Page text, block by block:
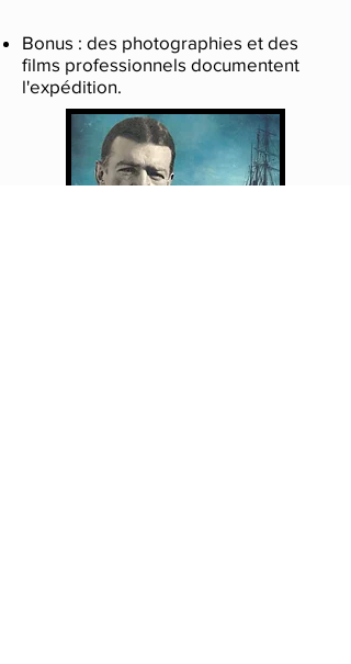
Bonus : des photographies et des
films professionnels documentent
l'expédition.